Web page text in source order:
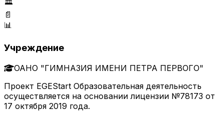
📄
📊
Учреждение
ОАНО "ГИМНАЗИЯ ИМЕНИ ПЕТРА ПЕРВОГО"
Проект EGEStart Образовательная деятельность
осуществляется на основании лицензии №78173 от
17 октября 2019 года.